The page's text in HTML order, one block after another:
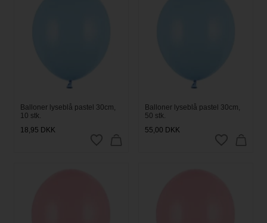
Balloner lyseblå pastel 30cm,
10 stk.
18,95 DKK
Balloner lyseblå pastel 30cm,
50 stk.
55,00 DKK